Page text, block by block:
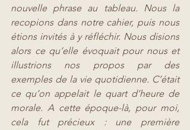
nouvelle phrase au tableau. Nous la
recopions dans notre cahier, puis nous
étions invités à y réfléchir. Nous disions
alors ce qu’elle évoquait pour nous et
illustrions nos propos par des
exemples de la vie quotidienne. C’était
ce qu’on appelait le quart d’heure de
morale. A cette époque-là, pour moi,
cela fut précieux : une première